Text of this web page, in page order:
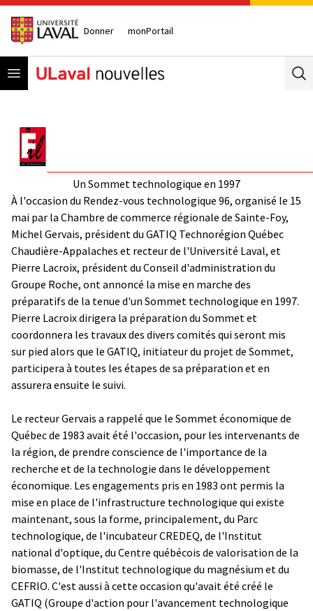
Donner monPortail
Open menu
Un Sommet technologique en 1997
À l'occasion du Rendez-vous technologique 96, organisé le 15
mai par la Chambre de commerce régionale de Sainte-Foy,
Michel Gervais, président du GATIQ Technorégion Québec
Chaudière-Appalaches et recteur de l'Université Laval, et
Pierre Lacroix, président du Conseil d'administration du
Groupe Roche, ont annoncé la mise en marche des
préparatifs de la tenue d'un Sommet technologique en 1997.
Pierre Lacroix dirigera la préparation du Sommet et
coordonnera les travaux des divers comités qui seront mis
sur pied alors que le GATIQ, initiateur du projet de Sommet,
participera à toutes les étapes de sa préparation et en
assurera ensuite le suivi.
Le recteur Gervais a rappelé que le Sommet économique de
Québec de 1983 avait été l'occasion, pour les intervenants de
la région, de prendre conscience de l'importance de la
recherche et de la technologie dans le développement
économique. Les engagements pris en 1983 ont permis la
mise en place de l'infrastructure technologique qui existe
maintenant, sous la forme, principalement, du Parc
technologique, de l'incubateur CREDEQ, de l'Institut
national d'optique, du Centre québécois de valorisation de la
biomasse, de l'Institut technologique du magnésium et du
CEFRIO. C'est aussi à cette occasion qu'avait été créé le
GATIQ (Groupe d'action pour l'avancement technologique